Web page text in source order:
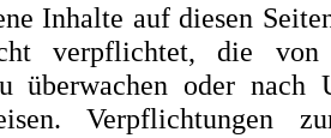
Inhalte auf diesen
verpflichtet, die von
überwachen oder
Verpflichtungen